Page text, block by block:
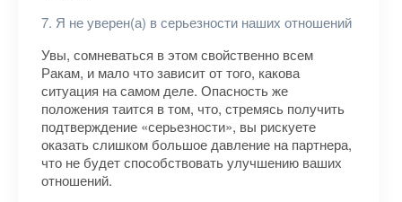
7. Я не уверен(а) в серьезности наших отношений
Увы, сомневаться в этом свойственно всем
Ракам, и мало что зависит от того, какова
ситуация на самом деле. Опасность же
положения таится в том, что, стремясь получить
подтверждение «серьезности», вы рискуете
оказать слишком большое давление на партнера,
что не будет способствовать улучшению ваших
отношений.